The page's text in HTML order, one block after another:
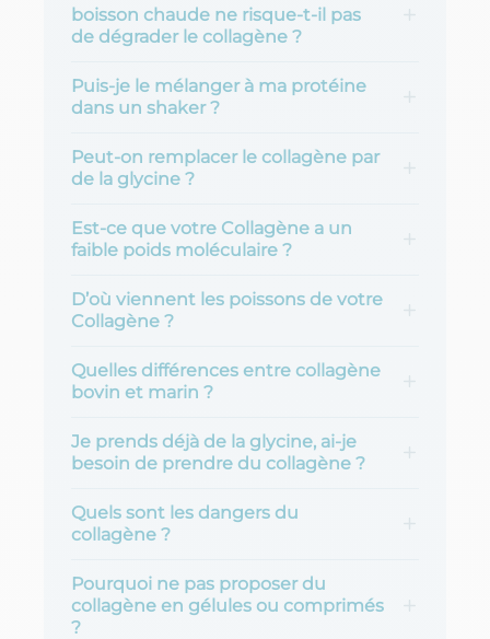
boisson chaude ne risque-t-il pas
de dégrader le collagène ?
Puis-je le mélanger à ma protéine
dans un shaker ?
Peut-on remplacer le collagène par
de la glycine ?
Est-ce que votre Collagène a un
faible poids moléculaire ?
D’où viennent les poissons de votre
Collagène ?
Quelles différences entre collagène
bovin et marin ?
Je prends déjà de la glycine, ai-je
besoin de prendre du collagène ?
Quels sont les dangers du
collagène ?
Pourquoi ne pas proposer du
collagène en gélules ou comprimés
?